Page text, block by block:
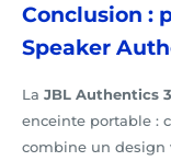
Conclusion :
Speaker
La JBL Authentics
enceinte portable :
combine un design